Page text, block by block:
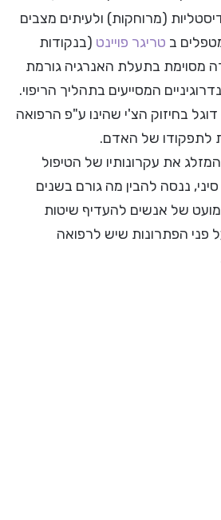
(מרוחקות) ולעיתים מצבים
ב טריגר פויינט (בנקודות
מסוימת בתעלת האנרגיה גורמת
המסייעים בתהליך הריפוי.
דוגל בחיזוק הצ'י שהינו ע"פ הרפואה
לתפקודו של האדם.
את עקרונותיו של הטיפול
ננסה להבין מה גורם בשנים
של אנשים להעדיף שיטות
פני הפתרונות שיש לרפואה